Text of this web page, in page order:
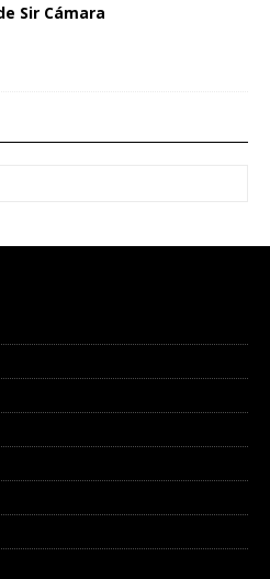
Sir Cámara